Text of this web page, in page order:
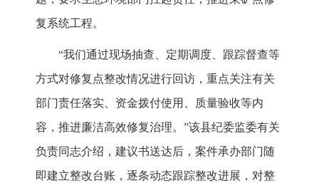
复系统工程。
“我们通过现场抽查、定期调度、跟踪督查等
方式对修复点整改情况进行回访，重点关注有关
部门责任落实、资金拨付使用、质量验收等内
容，推进廉洁高效修复治理。”该县纪委监委有关
负责同志介绍，建议书送达后，案件承办部门随
即建立整改台账，逐条动态跟踪整改进展，对整